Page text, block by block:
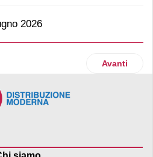
2026
può cambiare il mondo della
Articolo
Avanti